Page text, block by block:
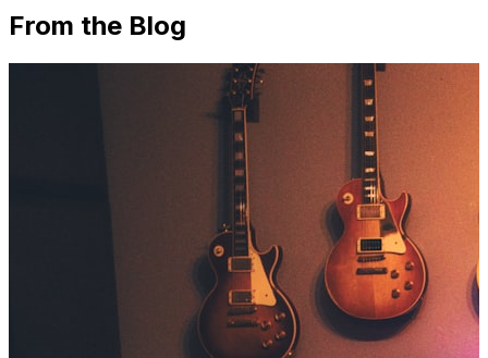
From the Blog